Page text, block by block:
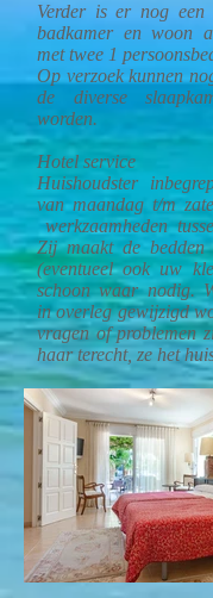
Verder is er nog een
badkamer en woon
met twee 1
Op verzoek kunnen
de diverse
worden.
Hotel service
Huishoudster
van maandag t/m
werkzaamheden
Zij maakt de
(eventueel ook uw
schoon waar nodig.
in overleg gewijzigd
vragen of problemen
haar terecht, ze het